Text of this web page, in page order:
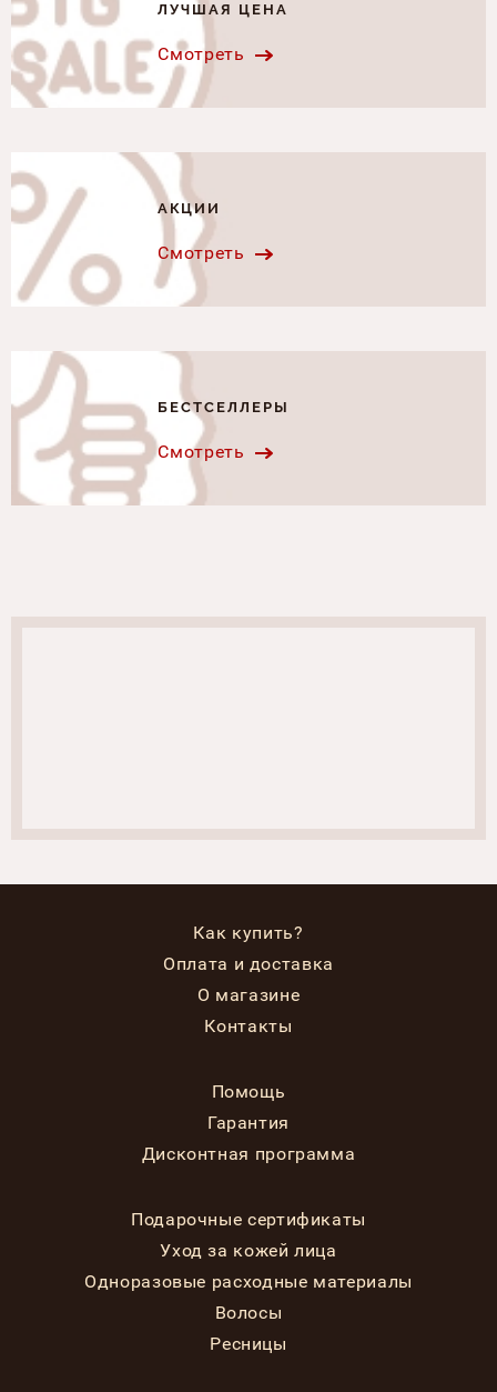
ЛУЧШАЯ ЦЕНА
Смотреть
АКЦИИ
Смотреть
БЕСТСЕЛЛЕРЫ
Смотреть
Как купить?
Оплата и доставка
О магазине
Контакты
Помощь
Гарантия
Дисконтная программа
Подарочные сертификаты
Уход за кожей лица
Одноразовые расходные материалы
Волосы
Ресницы